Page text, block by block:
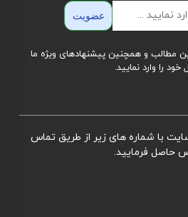
عضویت
مطالب و همچنین پیشنهادهای ویژه ما
خود را وارد نمایید.
با شماره های زیر از طریق تماس
حاصل فرمایید.